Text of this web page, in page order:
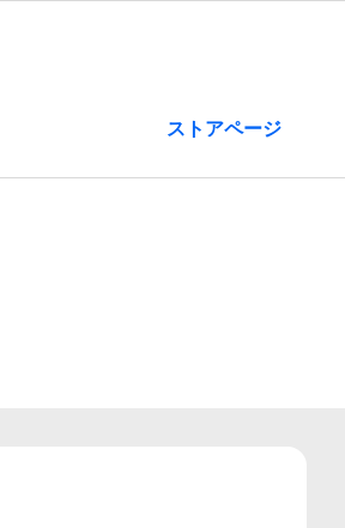
ストアページ